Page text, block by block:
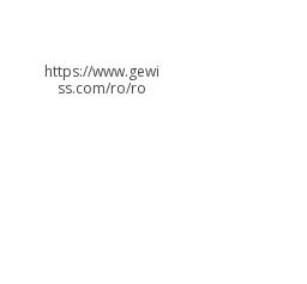
https://www.gewi
ss.com/ro/ro